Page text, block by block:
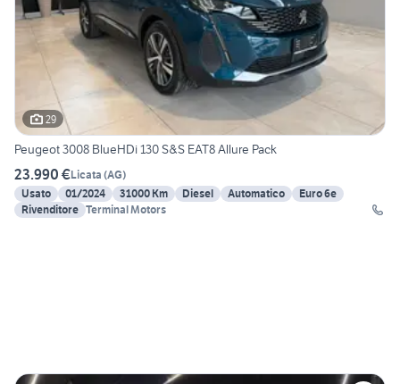
29
Peugeot 3008 BlueHDi 130 S&S EAT8 Allure Pack
23.990 €Licata (AG)
Usato
01/2024 31000 Km Diesel Automatico
Euro 6e
Rivenditore Terminal Motors